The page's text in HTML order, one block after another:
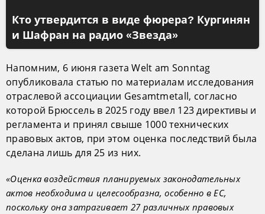
Кто утвердится в виде фюрера? Кургинян
и Шафран на радио «Звезда»
Напомним, 6 июня газета Welt am Sonntag
опубликовала статью по материалам исследования
отраслевой ассоциации Gesamtmetall, согласно
которой Брюссель в 2025 году ввел 123 директивы и
регламента и принял свыше 1000 технических
правовых актов, при этом оценка последствий была
сделана лишь для 25 из них.
«Оценка воздействия планируемых законодательных
актов необходима и целесообразна, особенно в ЕС,
поскольку она затрагивает 27 различных правовых